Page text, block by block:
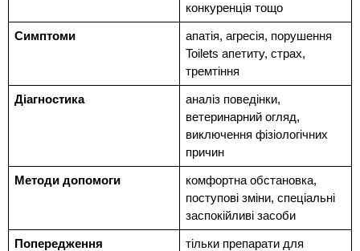
конкуренція тощо
Симптоми
апатія, агресія, порушення
Toilets апетиту, страх,
тремтіння
Діагностика
аналіз поведінки,
ветеринарний огляд,
виключення фізіологічних
причин
Методи допомоги
комфортна обстановка,
поступові зміни, спеціальні
заспокійливі засоби
Попередження
тільки препарати для